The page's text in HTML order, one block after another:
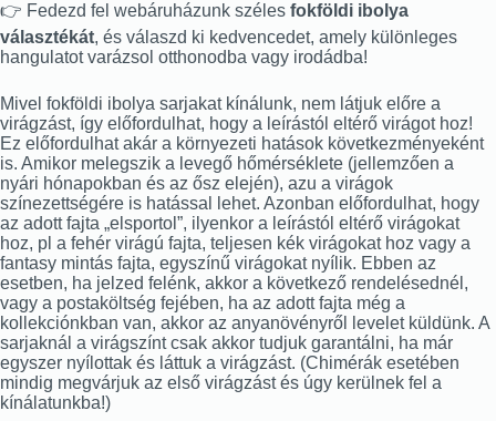
👉 Fedezd fel webáruházunk széles fokföldi ibolya
választékát, és válaszd ki kedvencedet, amely különleges
hangulatot varázsol otthonodba vagy irodádba!
Mivel fokföldi ibolya sarjakat kínálunk, nem látjuk előre a
virágzást, így előfordulhat, hogy a leírástól eltérő virágot hoz!
Ez előfordulhat akár a környezeti hatások következményeként
is. Amikor melegszik a levegő hőmérséklete (jellemzően a
nyári hónapokban és az ősz elején), azu a virágok
színezettségére is hatással lehet. Azonban előfordulhat, hogy
az adott fajta „elsportol”, ilyenkor a leírástól eltérő virágokat
hoz, pl a fehér virágú fajta, teljesen kék virágokat hoz vagy a
fantasy mintás fajta, egyszínű virágokat nyílik. Ebben az
esetben, ha jelzed felénk, akkor a következő rendelésednél,
vagy a postaköltség fejében, ha az adott fajta még a
kollekciónkban van, akkor az anyanövényről levelet küldünk. A
sarjaknál a virágszínt csak akkor tudjuk garantálni, ha már
egyszer nyílottak és láttuk a virágzást. (Chimérák esetében
mindig megvárjuk az első virágzást és úgy kerülnek fel a
kínálatunkba!)